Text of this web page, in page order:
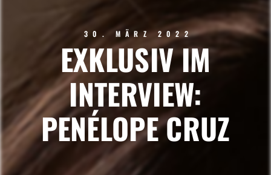
30. MÄRZ 2022
EXKLUSIV IM
INTERVIEW:
PENÉLOPE CRUZ